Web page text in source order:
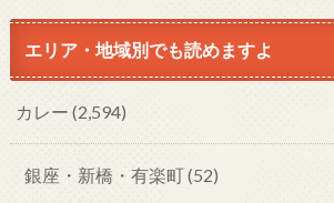
エリア・地域別でも読めますよ
カレー (2,594)
銀座・新橋・有楽町(52)